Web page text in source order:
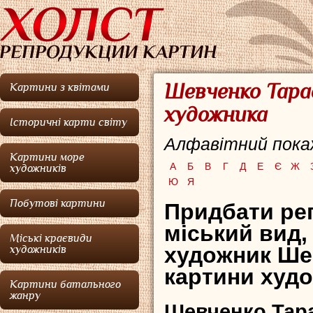
Картини з квітами
Історичні карти світу
Картини море
художників
Побутові картини
Міські краєвиди
художників
Картини батального
жанру
Шевченко
художника
Алфавітний
А Б В Г Д Е Є Ж
Ю
Я
Придбати
міський
художник
картини